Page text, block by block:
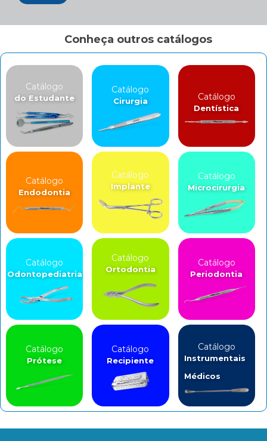
Conheça outros catálogos
Catálogo
do Estudante
Catálogo
Cirurgia Catálogo
Dentística
Catálogo
Endodontia
Catálogo
Implante
Catálogo
Microcirurgia
Catálogo
Odontopediatria
Catálogo
Ortodontia
Catálogo
Periodontia
Catálogo
Prótese
Catálogo
Recipiente
Catálogo
Instrumentais
Médicos